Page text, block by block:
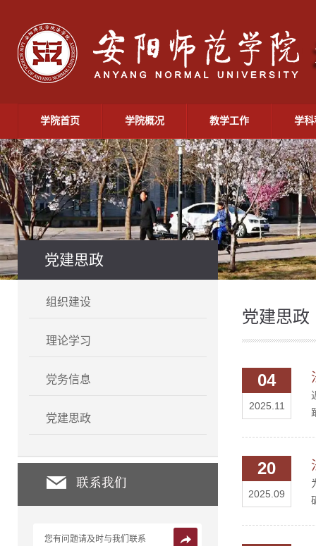
学院首页 学院概况 教学工作 学科
党建思政
组织建设
理论学习
党务信息
党建思政
您有问题请及时与我们联系
党建思政
04
2025.11
20
2025.09